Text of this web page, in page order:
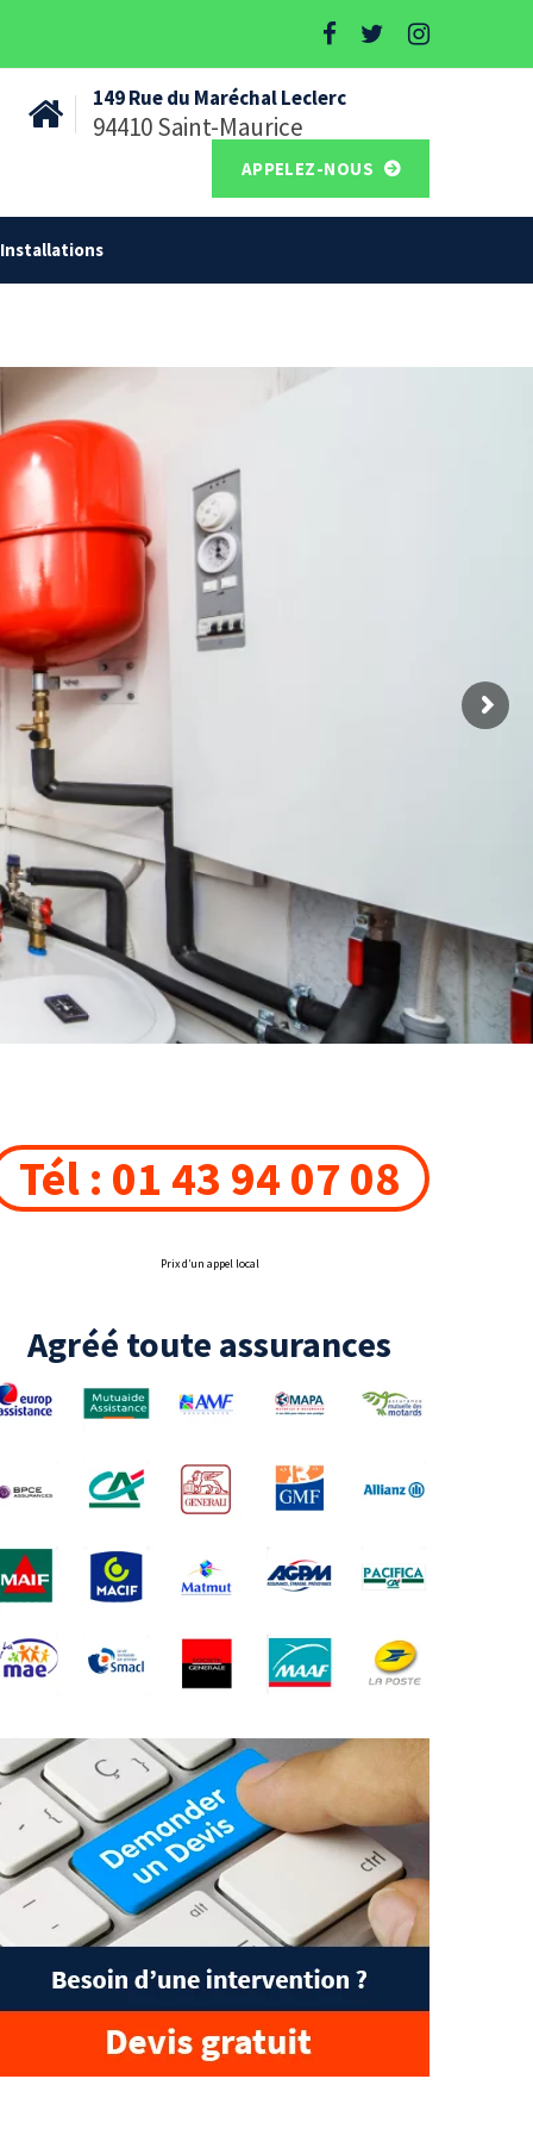
149 Rue du Maréchal Leclerc
94410 Saint-Maurice
APPELEZ-NOUS
Tél : 01 43 94 07 08
Prix d’un appel local
Agréé toute assurances